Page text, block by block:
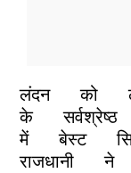
लंदन को
के
सर्वश्रेष्ठ
में
बेस्ट
राजधानी
ने